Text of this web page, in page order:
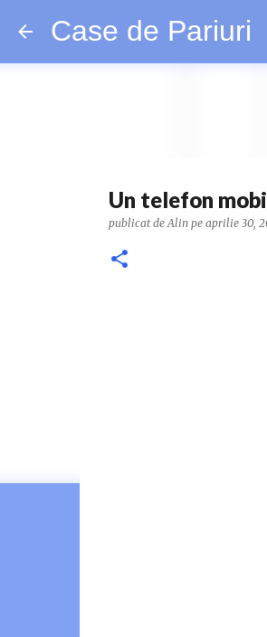
Case de Pariuri
Un telefon
publicat deAlin pe aprilie 30,